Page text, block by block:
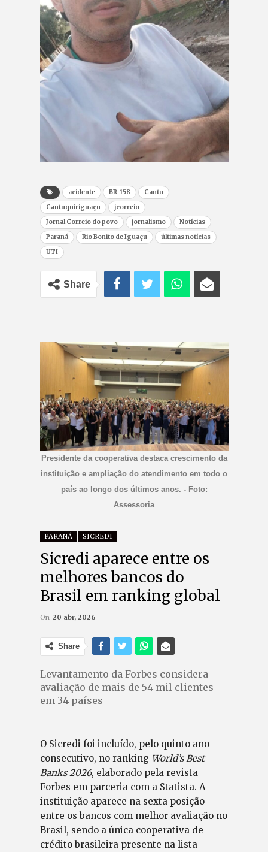
acidente BR-158
Cantu
Cantuquiriguaçu
jcorreio
Jornal Correio do povo
jornalismo
Notícias
Paraná
Rio Bonito de Iguaçu
últimas notícias
UTI
Share
Presidente da cooperativa destaca crescimento da
instituição e ampliação do atendimento em todo o
país ao longo dos últimos anos. - Foto:
Assessoria
PARANÁ SICREDI
Sicredi aparece entre os
melhores bancos do
Brasil em ranking global
On 20 abr, 2026
Share
Levantamento da Forbes considera
avaliação de mais de 54 mil clientes
em 34 países
O Sicredi foi incluído, pelo quinto ano
consecutivo, no ranking World’s Best
Banks 2026, elaborado pela revista
Forbes em parceria com a Statista. A
instituição aparece na sexta posição
entre os bancos com melhor avaliação no
Brasil, sendo a única cooperativa de
crédito brasileira presente na lista